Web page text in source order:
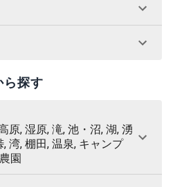
ら探す
原, 湿原, 滝, 池・沼, 湖, 湧
湾, 棚田, 温泉, キャンプ
園